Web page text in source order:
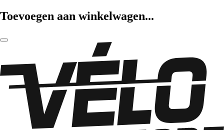
Toevoegen aan winkelwagen...